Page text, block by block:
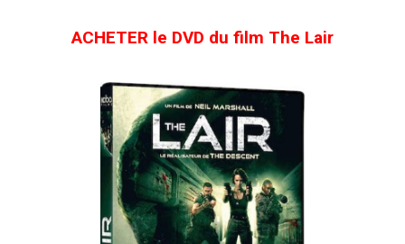
ACHETER le DVD du film The Lair